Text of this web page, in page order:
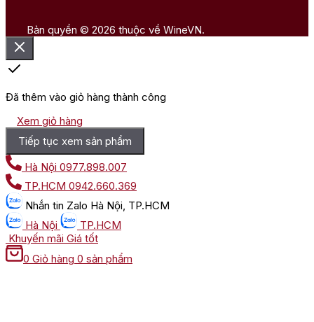
Bản quyền © 2026 thuộc về WineVN.
Đã thêm vào giỏ hàng thành công
Xem giỏ hàng
Tiếp tục xem sản phẩm
Hà Nội 0977.898.007
TP.HCM 0942.660.369
Nhắn tin Zalo Hà Nội, TP.HCM
Hà Nội
TP.HCM
Khuyến mãi Giá tốt
0 Giỏ hàng 0 sản phẩm